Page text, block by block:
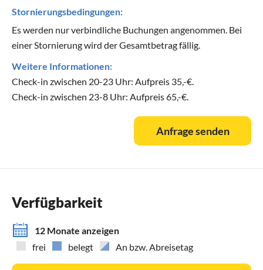
Stornierungsbedingungen:
Es werden nur verbindliche Buchungen angenommen. Bei
einer Stornierung wird der Gesamtbetrag fällig.
Weitere Informationen:
Check-in zwischen 20-23 Uhr: Aufpreis 35,-€.
Check-in zwischen 23-8 Uhr: Aufpreis 65,-€.
Anfrage senden
Verfügbarkeit
12 Monate anzeigen
frei
belegt An bzw. Abreisetag